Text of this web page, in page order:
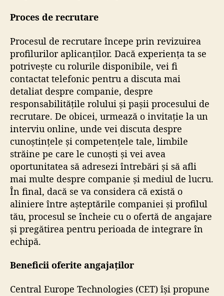
Proces de recrutare
Procesul de recrutare începe prin revizuirea
profilurilor aplicanților. Dacă experiența ta se
potrivește cu rolurile disponibile, vei fi
contactat telefonic pentru a discuta mai
detaliat despre companie, despre
responsabilitățile rolului și pașii procesului de
recrutare. De obicei, urmează o invitație la un
interviu online, unde vei discuta despre
cunoștințele și competențele tale, limbile
străine pe care le cunoști și vei avea
oportunitatea să adresezi întrebări și să afli
mai multe despre companie și mediul de lucru.
În final, dacă se va considera că există o
aliniere între așteptările companiei și profilul
tău, procesul se încheie cu o ofertă de angajare
și pregătirea pentru perioada de integrare în
echipă.
Beneficii oferite angajaților
Central Europe Technologies (CET) își propune